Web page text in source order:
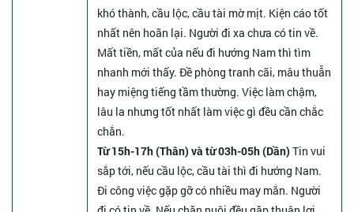
khó thành, cầu lộc, cầu tài mờ mịt. Kiện cáo tốt
nhất nên hoãn lại. Người đi xa chưa có tin về.
Mất tiền, mất của nếu đi hướng Nam thì tìm
nhanh mới thấy. Đề phòng tranh cãi, mâu thuẫn
hay miệng tiếng tầm thường. Việc làm chậm,
lâu la nhưng tốt nhất làm việc gì đều cần chắc
chắn.
Từ 15h-17h (Thân) và từ 03h-05h (Dần) Tin vui
sắp tới, nếu cầu lộc, cầu tài thì đi hướng Nam.
Đi công việc gặp gỡ có nhiều may mắn. Người